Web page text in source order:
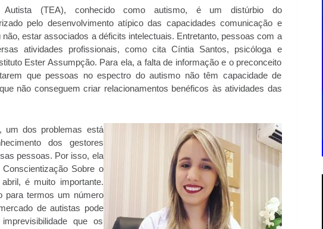
(TEA), conhecido como autismo, é um distúrbio do
pelo desenvolvimento atípico das capacidades comunicação e
não, estar associados a déficits intelectuais. Entretanto, pessoas com a
atividades profissionais, como cita Cíntia Santos, psicóloga e
Ester Assumpção. Para ela, a falta de informação e o preconceito
que pessoas no espectro do autismo não têm capacidade de
não conseguem criar relacionamentos benéficos às atividades das
um dos problemas está
dos gestores
pessoas. Por isso, ela
Sobre o
é muito importante.
para termos um número
de autistas pode
que os